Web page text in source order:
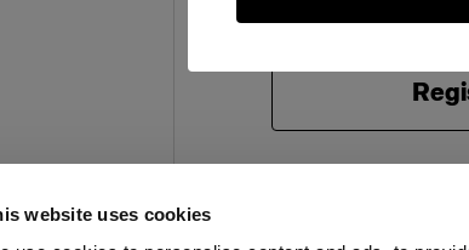
website uses cookies
¿Eres